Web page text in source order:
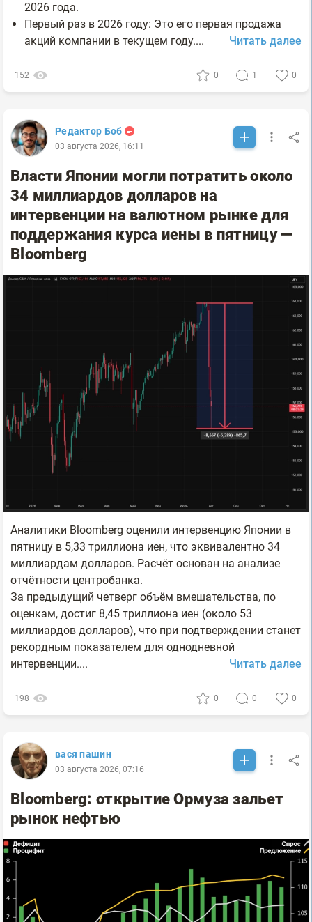
2026 года.
Первый раз в 2026 году: Это его первая продажа
акций компании в текущем году....
Читать далее
152 0 1 0
Редактор Боб
03 августа 2026, 16:11
Власти Японии могли потратить около
34 миллиардов долларов на
интервенции на валютном рынке для
поддержания курса иены в пятницу —
Bloomberg
Аналитики Bloomberg оценили интервенцию Японии в
пятницу в 5,33 триллиона иен, что эквивалентно 34
миллиардам долларов. Расчёт основан на анализе
отчётности центробанка.
За предыдущий четверг объём вмешательства, по
оценкам, достиг 8,45 триллиона иен (около 53
миллиардов долларов), что при подтверждении станет
рекордным показателем для однодневной
интервенции....
Читать далее
198 0 0 0
вася пашин
03 августа 2026, 07:16
Bloomberg: открытие Ормуза зальет
рынок нефтью